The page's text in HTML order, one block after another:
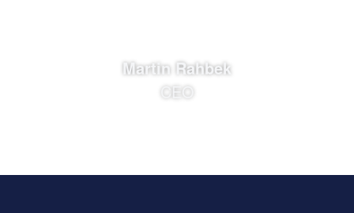
Martin Rahbek
CEO